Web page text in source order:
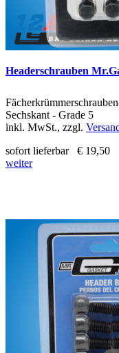
Headerschrauben
Sechskant - Grade 5
inkl. MwSt., zzgl.
sofort lieferbar
€ 19,50
weiter